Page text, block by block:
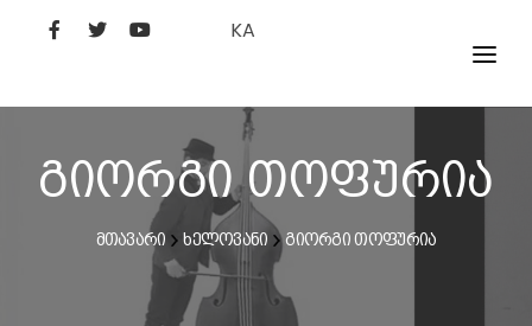
KA
ᲤᲘᲚᲛᲔᲑᲘ
ᲮᲔᲚᲝᲕᲐᲜᲘ
ᲙᲘᲜᲝᲡᲢᲣᲓᲘᲐ
ᲙᲘᲜᲝᲐᲙᲐᲓᲔᲛᲘᲐ
გიორგი თოფურია
მთავარი ხელოვანი გიორგი თოფურია